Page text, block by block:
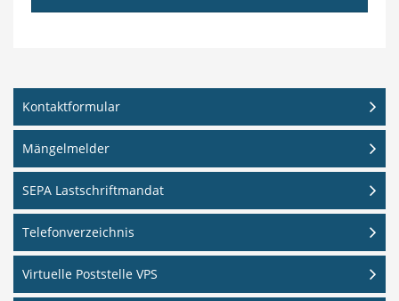
Kontaktformular
Mängelmelder
SEPA Lastschriftmandat
Telefonverzeichnis
Virtuelle Poststelle VPS